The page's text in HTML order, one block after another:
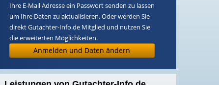
Ihre E-Mail Adresse ein Passwort senden zu lassen
um Ihre Daten zu aktualisieren. Oder werden Sie
direkt Gutachter-Info.de Mitglied und nutzen Sie
die erweiterten Möglichkeiten.
Anmelden und Daten ändern